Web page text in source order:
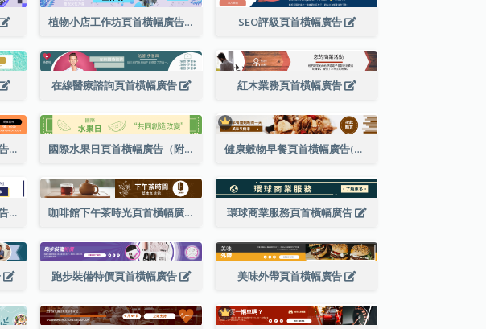
植物小店工作坊頁首橫幅廣告 SEO評級頁首橫幅廣告
在線醫療諮詢頁首橫幅廣告 紅木業務頁首橫幅廣告
新帽子折扣商品頁首橫幅廣告 國際水果日頁首橫幅廣告（附標語） 健康穀物早餐頁首橫幅廣告(附購買網站超連結)
旅行社巴黎旅遊頁首橫幅廣告 咖啡館下午茶時光頁首橫幅廣告 環球商業服務頁首橫幅廣告
跑步裝備特價頁首橫幅廣告 美味外帶頁首橫幅廣告